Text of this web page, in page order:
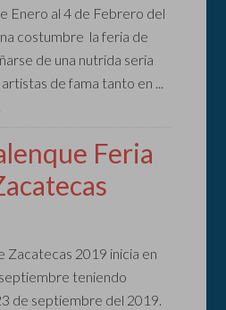
Enero al 4 de Febrero del
costumbre la feria de
de una nutrida seria
de fama tanto en ...
Feria
Zacatecas 2019 inicia en
teniendo
de septiembre del 2019.